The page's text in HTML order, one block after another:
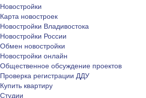
Новостройки
Карта новостроек
Новостройки Владивостока
Новостройки России
Обмен новостройки
Новостройки онлайн
Общественное обсуждение проектов
Проверка регистрации ДДУ
Купить квартиру
Студии